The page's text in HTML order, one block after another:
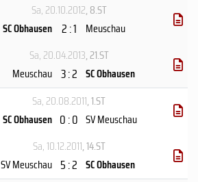
Sa, 20.10.2012, 8.ST
SC Obhausen 2 : 1 Meuschau
Sa, 20.04.2013, 21.ST
Meuschau 3 : 2 SC Obhausen
Sa, 20.08.2011, 1.ST
SC Obhausen 0 : 0 SV Meuschau
Sa, 10.12.2011, 14.ST
SV Meuschau 5 : 2 SC Obhausen